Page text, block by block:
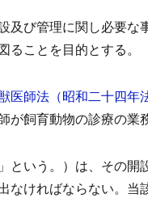
及び管理に関し必要
ことを目的とする。
医師法（昭和二十四年
飼育動物の診療の業
という。）は、その
ければならない。 当